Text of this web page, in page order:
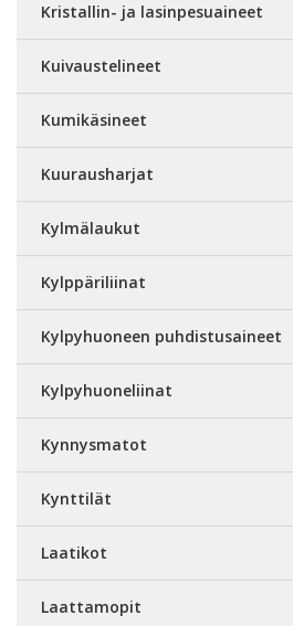
Kristallin- ja lasinpesuaineet
Kuivaustelineet
Kumikäsineet
Kuurausharjat
Kylmälaukut
Kylppäriliinat
Kylpyhuoneen puhdistusaineet
Kylpyhuoneliinat
Kynnysmatot
Kynttilät
Laatikot
Laattamopit